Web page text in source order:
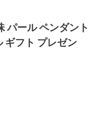
パール ペンダント
ギフト プレゼン